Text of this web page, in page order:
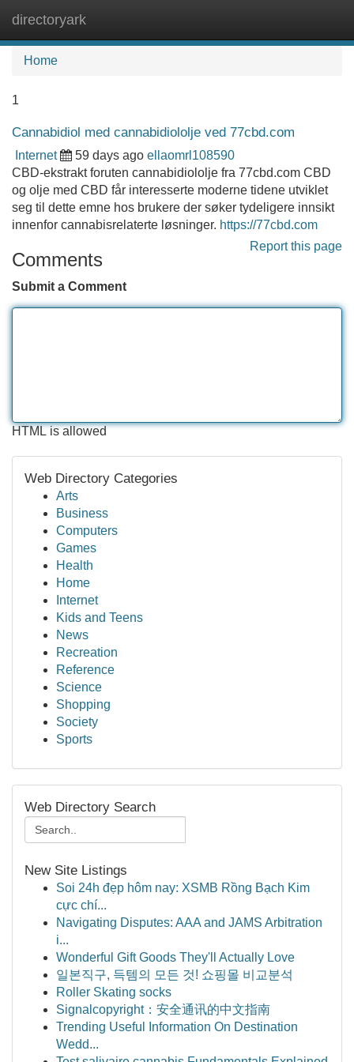
directoryark
Home
1
Cannabidiol med cannabidiololje ved 77cbd.com
Internet 59 days ago ellaomrl108590
CBD-ekstrakt foruten cannabidiololje fra 77cbd.com CBD
og olje med CBD får interesserte moderne tidene utviklet
seg til dette emne hos brukere der søker tydeligere innsikt
innenfor cannabisrelaterte løsninger. https://77cbd.com
Report this page
Comments
Submit a Comment
HTML is allowed
Web Directory Categories
Arts
Business
Computers
Games
Health
Home
Internet
Kids and Teens
News
Recreation
Reference
Science
Shopping
Society
Sports
Web Directory Search
New Site Listings
Soi 24h đẹp hôm nay: XSMB Rồng Bạch Kim
cực chí...
Navigating Disputes: AAA and JAMS Arbitration
i...
Wonderful Gift Goods They'll Actually Love
일본직구, 득템의 모든 것! 쇼핑몰 비교분석
Roller Skating socks
Signalcopyright：安全通讯的中文指南
Trending Useful Information On Destination
Wedd...